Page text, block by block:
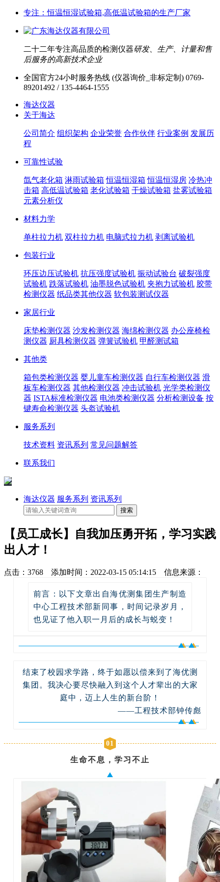
专注：恒温恒湿试验箱,高低温试验箱的生产厂家
二十二年专注高品质的检测仪器研发、生产、计量和售
后服务的高新技术企业
全国官方24小时服务热线 (仪器询价_非标定制) 0769-
89201492 / 135-4464-1555
海达仪器
关于海达
公司简介 组织架构 企业荣誉 合作伙伴 行业案例 发展历
程
可靠性试验
氙气老化箱 淋雨试验箱 恒温恒湿箱 恒温恒湿房 冷热冲
击箱 高低温试验箱 老化试验箱 干燥试验箱 盐雾试验箱
元素分析仪
材料力学
单柱拉力机 双柱拉力机 电脑式拉力机 剥离试验机
包装行业
环压边压试验机 抗压强度试验机 振动试验台 破裂强度
试验机 跌落试验机 油墨脱色试验机 夹抱力试验机 胶带
检测仪器 纸品类其他仪器 软包装测试仪器
家居行业
床垫检测仪器 沙发检测仪器 海绵检测仪器 办公座椅检
测仪器 厨具检测仪器 弹簧试验机 甲醛测试箱
其他类
箱包类检测仪器 婴儿童车检测仪器 自行车检测仪器 滑
板车检测仪器 其他检测仪器 冲击试验机 光学类检测仪
器 ISTA标准检测仪器 电池类检测仪器 分析检测设备 按
键寿命检测仪器 头盔试验机
服务系列
技术资料 资讯系列 常见问题解答
联系我们
海达仪器 服务系列 资讯系列
【员工成长】自我加压勇开拓，学习实践
出人才！
点击：3768 添加时间：2022-03-15 05:14:15 信息来源：
前言：
以下文章出自海优测集团生产制造
中心工程技术部新同事，时间记录岁月，
也见证了他入职一月后的成长与蜕变！
结束了校园求学路，终于如愿以偿来到了海优测
集团。我决心要尽快融入到这个人才辈出的大家
庭中，迈上人生的新台阶！
——工程技术部钟传彪
01
生命不息，学习不止